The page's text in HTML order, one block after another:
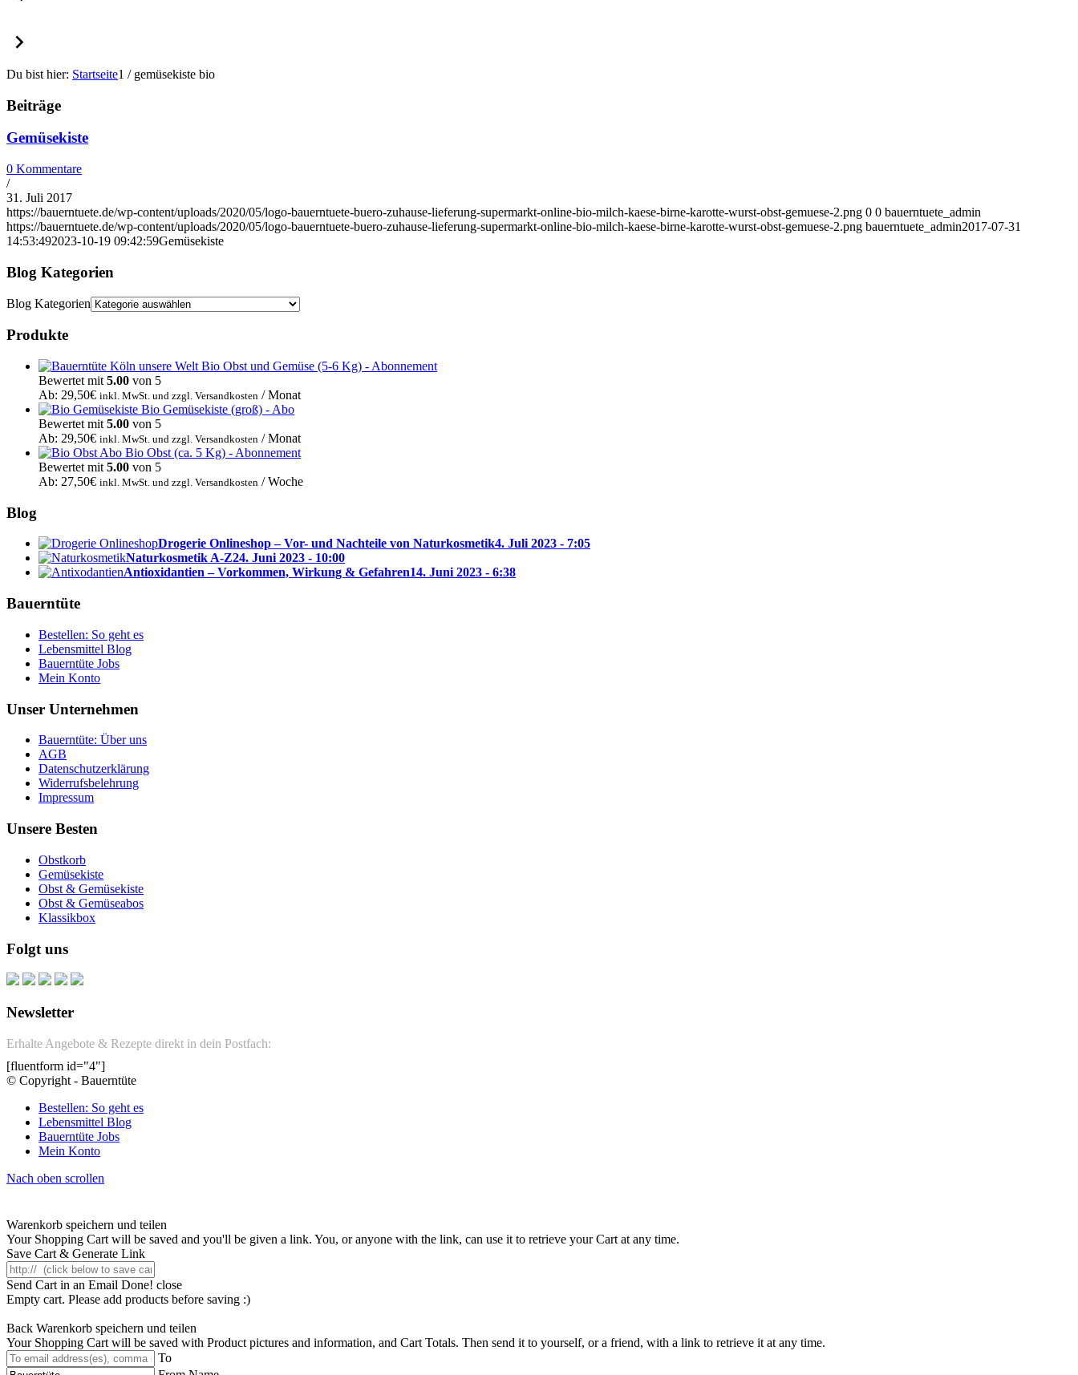
Du bist hier: Startseite1 / gemüsekiste bio
Beiträge
Gemüsekiste
0 Kommentare
/
31. Juli 2017
https://bauerntuete.de/wp-content/uploads/2020/05/logo-bauerntuete-buero-zuhause-lieferung-supermarkt-online-bio-milch-kaese-birne-karotte-wurst-obst-gemuese-2.png 0 0 bauerntuete_admin
https://bauerntuete.de/wp-content/uploads/2020/05/logo-bauerntuete-buero-zuhause-lieferung-supermarkt-online-bio-milch-kaese-birne-karotte-wurst-obst-gemuese-2.png bauerntuete_admin2017-07-31
14:53:492023-10-19 09:42:59Gemüsekiste
Blog Kategorien
Blog Kategorien
Produkte
Bio Obst und Gemüse (5-6 Kg) - Abonnement
Bewertet mit 5.00 von 5
Ab: 29,50€ inkl. MwSt. und zzgl. Versandkosten / Monat
Bio Gemüsekiste (groß) - Abo
Bewertet mit 5.00 von 5
Ab: 29,50€ inkl. MwSt. und zzgl. Versandkosten / Monat
Bio Obst (ca. 5 Kg) - Abonnement
Bewertet mit 5.00 von 5
Ab: 27,50€ inkl. MwSt. und zzgl. Versandkosten / Woche
Blog
Drogerie Onlineshop – Vor- und Nachteile von Naturkosmetik4. Juli 2023 - 7:05
Naturkosmetik A-Z24. Juni 2023 - 10:00
Antioxidantien – Vorkommen, Wirkung & Gefahren14. Juni 2023 - 6:38
Bauerntüte
Bestellen: So geht es
Lebensmittel Blog
Bauerntüte Jobs
Mein Konto
Unser Unternehmen
Bauerntüte: Über uns
AGB
Datenschutzerklärung
Widerrufsbelehrung
Impressum
Unsere Besten
Obstkorb
Gemüsekiste
Obst & Gemüsekiste
Obst & Gemüseabos
Klassikbox
Folgt uns
Newsletter
Erhalte Angebote & Rezepte direkt in dein Postfach:
[fluentform id="4"]
© Copyright - Bauerntüte
Bestellen: So geht es
Lebensmittel Blog
Bauerntüte Jobs
Mein Konto
Nach oben scrollen
Warenkorb speichern und teilen
Your Shopping Cart will be saved and you'll be given a link. You, or anyone with the link, can use it to retrieve your Cart at any time.
Save Cart & Generate Link
Send Cart in an Email Done! close
Empty cart. Please add products before saving :)
Back Warenkorb speichern und teilen
Your Shopping Cart will be saved with Product pictures and information, and Cart Totals. Then send it to yourself, or a friend, with a link to retrieve it at any time.
To